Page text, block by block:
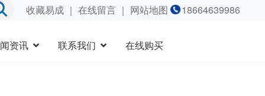
收藏易成｜ 在线留言｜ 网站地图 18664639986
资讯 联系我们 在线购买